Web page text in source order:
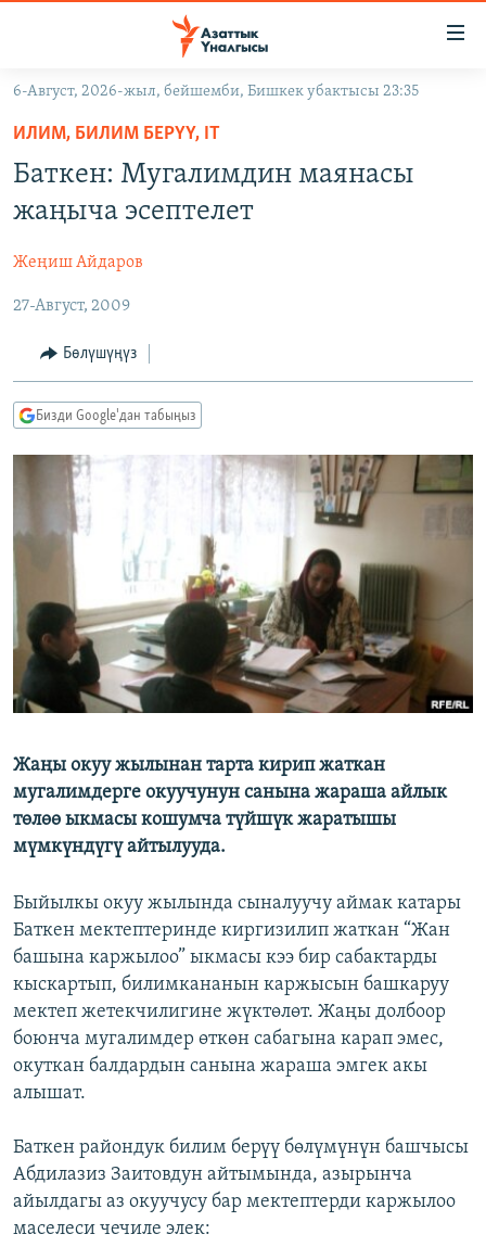
Навигацияга
өтүңүз
Издөөгө
салыңыз
ЭКОНОМИКА
МАДАНИЯТ
БОРБОР АЗИЯ
АТАЙЫН ИЛИКТӨӨ
ТВ ПРОГРАММАЛАР
БҮГҮН АЗАТТЫКТА
БИЗ ЖАНА ДҮЙНӨ
ДАНИСТЕ
ЭЖЕ-СИҢДИЛЕР
ЫҢГАЙСЫЗ СУРООЛОР
ПОДКАСТ
ӨЗГӨЧӨ ПИКИР
ОНЛАЙН ШЕРИНЕ
ЭЕ/АРнун бардык сайттары
6-Август, 2026-жыл, бейшемби, Бишкек убактысы 23:35
ИЛИМ, БИЛИМ БЕРҮҮ, IT
Баткен: Мугалимдин маянасы
жаңыча эсептелет
Жеңиш Айдаров
27-Август, 2009
Бөлүшүңүз
Бизди Google'дан табыңыз
Жаңы окуу жылынан тарта кирип жаткан
мугалимдерге окуучунун санына жараша айлык
төлөө ыкмасы кошумча түйшүк жаратышы
мүмкүндүгү айтылууда.
Быйылкы окуу жылында сыналуучу аймак катары
Баткен мектептеринде киргизилип жаткан “Жан
башына каржылоо” ыкмасы кээ бир сабактарды
кыскартып, билимкананын каржысын башкаруу
мектеп жетекчилигине жүктөлөт. Жаңы долбоор
боюнча мугалимдер өткөн сабагына карап эмес,
окуткан балдардын санына жараша эмгек акы
алышат.
Баткен райондук билим берүү бөлүмүнүн башчысы
Абдилазиз Заитовдун айтымында, азырынча
айылдагы аз окуучусу бар мектептерди каржылоо
маселеси чечиле элек: